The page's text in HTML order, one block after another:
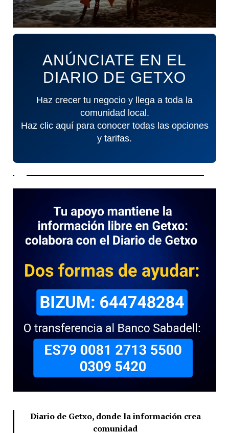
ANÚNCIATE EN EL
DIARIO DE GETXO
Haz crecer tu negocio y llega a toda la
comunidad local.
Haz clic aquí para conocer todas las opciones
y tarifas.
Diario de Getxo, donde la información crea
comunidad